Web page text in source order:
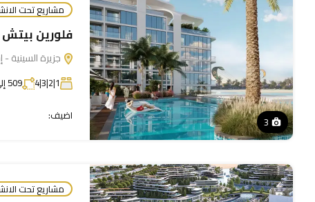
3
مشاريع تحت
فلورين بيتش
جزيرة السينية -
1|2|3|4 509 إلى 2,052
اضيف:
مشاريع تحت